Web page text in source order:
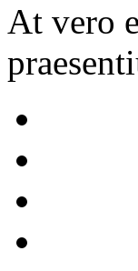
At vero